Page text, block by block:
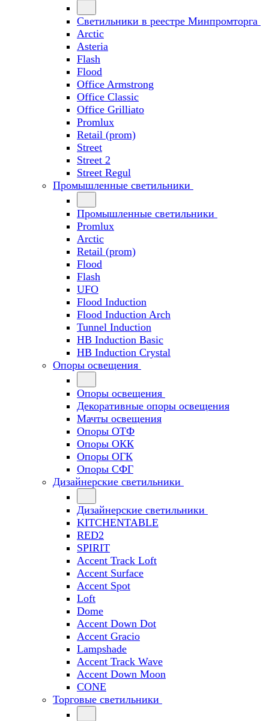
Светильники в реестре Минпромторга
Arctic
Asteria
Flash
Flood
Office Armstrong
Office Classic
Office Grilliato
Promlux
Retail (prom)
Street
Street 2
Street Regul
Промышленные светильники
Промышленные светильники
Promlux
Arctic
Retail (prom)
Flood
Flash
UFO
Flood Induction
Flood Induction Arch
Tunnel Induction
HB Induction Basic
HB Induction Crystal
Опоры освещения
Опоры освещения
Декоративные опоры освещения
Мачты освещения
Опоры ОТФ
Опоры ОКК
Опоры ОГК
Опоры СФГ
Дизайнерские светильники
Дизайнерские светильники
KITCHENTABLE
RED2
SPIRIT
Accent Track Loft
Accent Surface
Accent Spot
Loft
Dome
Accent Down Dot
Accent Gracio
Lampshade
Accent Track Wave
Accent Down Moon
CONE
Торговые светильники